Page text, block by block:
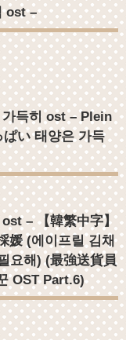
ost –
득히 ost – Plein
い 태양은 가득
– 【韓繁中字】
媛 (에이프릴 김채
요해) (最強送貨員
OST Part.6)